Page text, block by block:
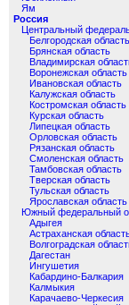
Ям
Россия
Центральный
Белгородская область
Брянская область
Владимирская
Воронежская область
Ивановская область
Калужская область
Костромская область
Курская область
Липецкая область
Орловская область
Рязанская область
Смоленская область
Тамбовская область
Тверская область
Тульская область
Ярославская область
Южный федеральный
Адыгея
Астраханская
Волгоградская
Дагестан
Ингушетия
Кабардино-Балкария
Калмыкия
Карачаево-Черкесия